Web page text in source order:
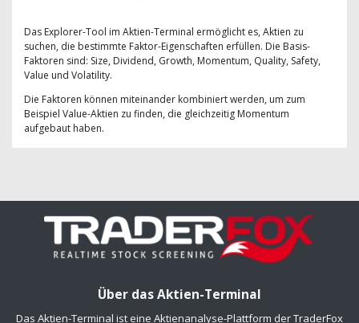
Das Explorer-Tool im Aktien-Terminal ermöglicht es, Aktien zu
suchen, die bestimmte Faktor-Eigenschaften erfüllen. Die Basis-
Faktoren sind: Size, Dividend, Growth, Momentum, Quality, Safety,
Value und Volatility.
Die Faktoren können miteinander kombiniert werden, um zum
Beispiel Value-Aktien zu finden, die gleichzeitig Momentum
aufgebaut haben.
Über das Aktien-Terminal
Das Aktien-Terminal ist eine Aktienanalyse-Plattform der TraderFox